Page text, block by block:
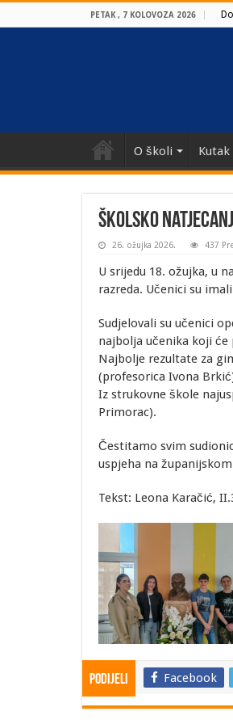
PETAK , 7 KOLOVOZA 2026
O školi Kutak
Školsko
26. ožujka 2026. 437
U srijedu 18. ožujka, u
razreda. Učenici su
Sudjelovali su učenici
najbolja učenika koji
Najbolje rezultate za
(profesorica Ivona
Iz strukovne škole
Primorac).
Čestitamo svim
uspjeha na
Tekst: Leona Karačić,
Podijeli Facebook